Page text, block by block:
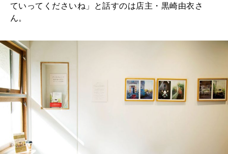
ていってくださいね」と話すのは店主・黒崎由衣さ
ん。